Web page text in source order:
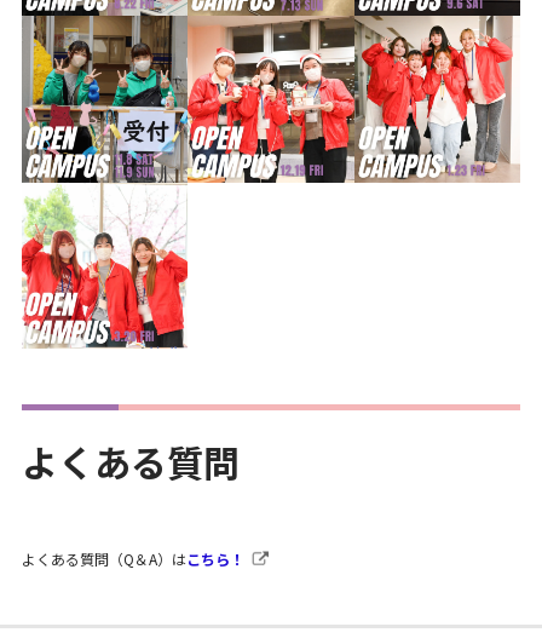
よくある質問
よくある質問（Q＆A）はこちら！